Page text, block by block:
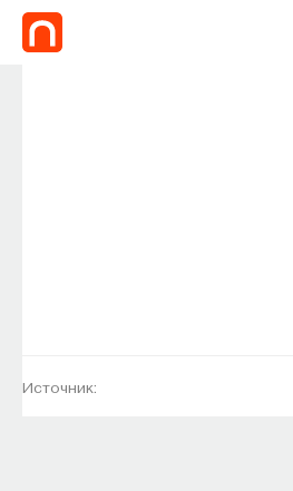
Источник: